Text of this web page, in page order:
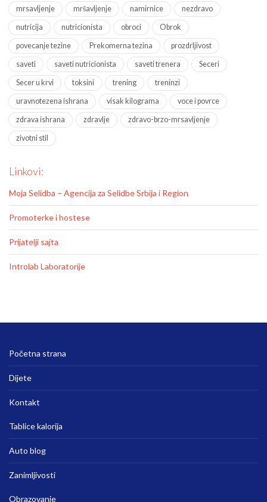
mrsavljenje mršavljenje namirnice nezdravo
nutricija nutricionista obroci Obrok
povecanje tezine Prekomerna tezina prozdrljivost
saveti saveti nutricionista saveti trenera Seceri
Secer u krvi toksini trening treninzi
uravnotezena ishrana visak kilograma voce i povrce
zdrava ishrana zdravlje zdravo-brzo-mrsavljenje
zivotni stil
Linkovi:
Moja Selidba – Agencija za Selidbe Srbija i Region
Promoterke i hostese
Prijatelji sajta
Introlab Laboratorije
Početna strana
Dijete
Kontakt
Tablice kalorija
Auto blog
Zanimljivosti
Obrazovanje